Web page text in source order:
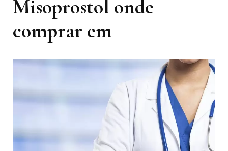
Misoprostol onde
comprar em